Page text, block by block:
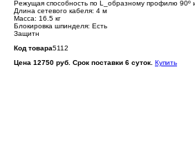
Режущая способность по L_образному профилю 90º
Длина сетевого кабеля: 4 м
Масса: 16.5 кг
Блокировка шпинделя: Есть
Защитн
Код товара5112
Цена 12750 руб. Срок поставки 6 суток. Купить